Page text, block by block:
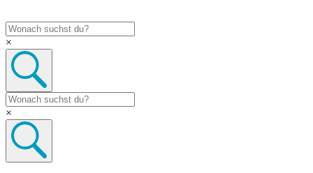
×
×